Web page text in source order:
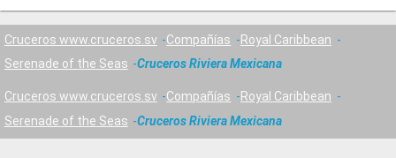
Cruceros www.cruceros.sv Compañías
Royal Caribbean
Serenade of the Seas
Cruceros Riviera Mexicana
Cruceros www.cruceros.sv Compañías
Royal Caribbean
Serenade of the Seas
Cruceros Riviera Mexicana